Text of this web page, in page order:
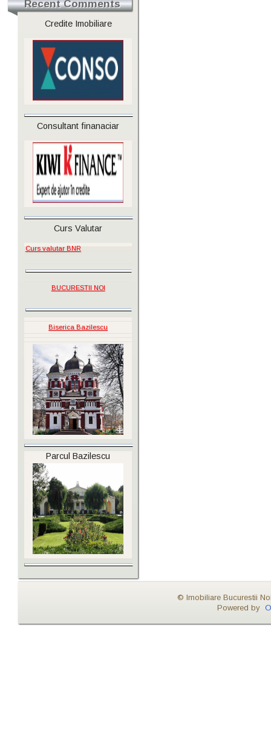
Recent Comments
Credite Imobiliare
Consultant finanaciar
Curs Valutar
Curs valutar BNR
BUCURESTII NOI
Biserica Bazilescu
Parcul Bazilescu
© Imobiliare Bucurestii
Powered by